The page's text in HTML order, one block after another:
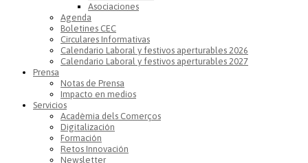
Asociaciones
Agenda
Boletines CEC
Circulares Informativas
Calendario Laboral y festivos aperturables 2026
Calendario Laboral y festivos aperturables 2027
Prensa
Notas de Prensa
Impacto en medios
Servicios
Acadèmia dels Comerços
Digitalización
Formación
Retos Innovación
Newsletter